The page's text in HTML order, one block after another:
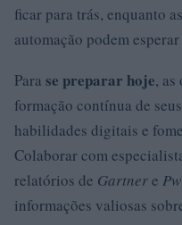
ficar para trás, enquanto
automação podem
Para se preparar hoje,
formação contínua de
habilidades digitais e
Colaborar com
relatórios de Gartnere
informações valiosas